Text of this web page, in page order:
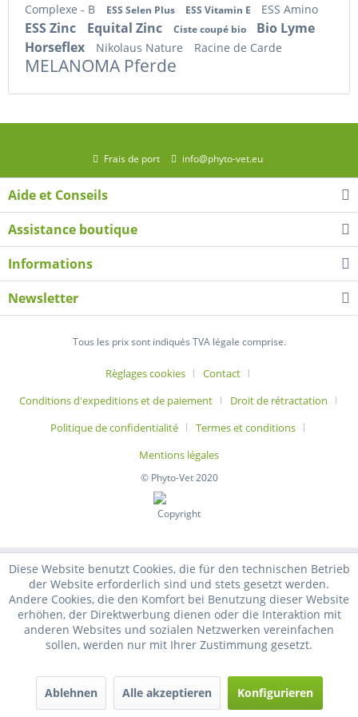
Complexe - B ESS Selen Plus ESS Vitamin E ESS Amino
ESS Zinc Equital Zinc Ciste coupé bio
Bio Lyme
Horseflex
Nikolaus Nature Racine de Carde
MELANOMA Pferde
Frais de port info@phyto-vet.eu
Aide et Conseils
Assistance boutique
Informations
Newsletter
Tous les prix sont indiqués TVA légale comprise.
Règlages cookies
Contact
Conditions d'expeditions et de paiement
Droit de rétractation
Politique de confidentialité
Termes et conditions
Mentions légales
© Phyto-Vet 2020
Diese Website benutzt Cookies, die für den technischen Betrieb
der Website erforderlich sind und stets gesetzt werden.
Andere Cookies, die den Komfort bei Benutzung dieser Website
erhöhen, der Direktwerbung dienen oder die Interaktion mit
anderen Websites und sozialen Netzwerken vereinfachen
sollen, werden nur mit Ihrer Zustimmung gesetzt.
Ablehnen Alle akzeptieren Konfigurieren